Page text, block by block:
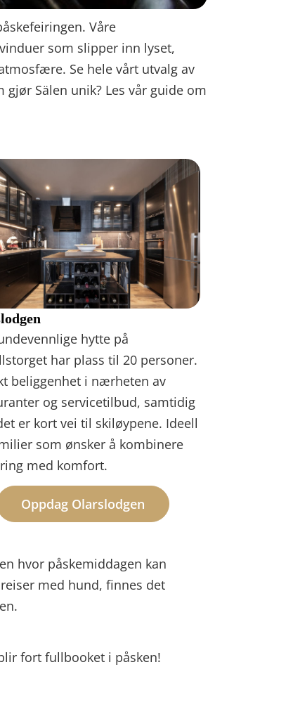
Våre
som slipper inn lyset,
Se hele vårt utvalg av
Sälen unik? Les vår guide om
hytte på
har plass til 20 personer.
beliggenhet i nærheten av
og servicetilbud, samtidig
er kort vei til skiløypene. Ideell
som ønsker å kombinere
med komfort.
Oppdag Olarslodgen
hvor påskemiddagen kan
med hund, finnes det
fort fullbooket i påsken!